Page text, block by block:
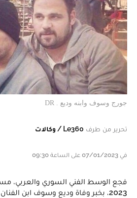
جورج وسوف وابنه وديع . DR
تحرير من طرف Le360 / وكالات
في 07/01/2023 على الساعة 09:30
2023، بخبر وفاة وديع وسوف ابن